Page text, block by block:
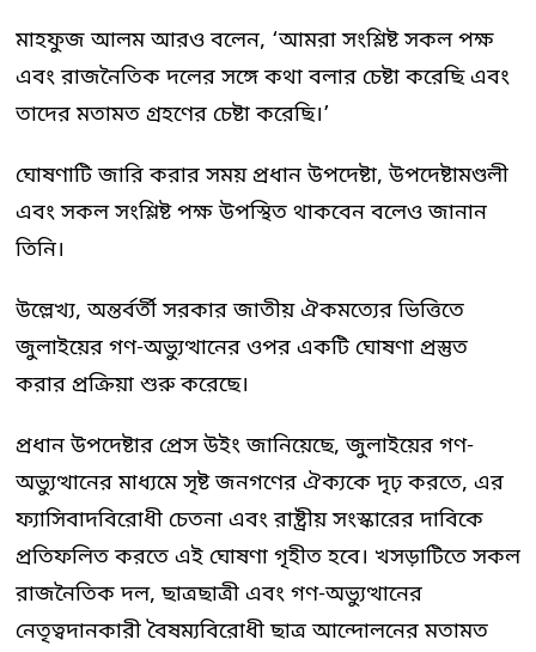
মাহফুজ আলম আরও বলেন, ‘আমরা সংশ্লিষ্ট সকল পক্ষ
এবং রাজনৈতিক দলের সঙ্গে কথা বলার চেষ্টা করেছি এবং
তাদের মতামত গ্রহণের চেষ্টা করেছি।’
ঘোষণাটি জারি করার সময় প্রধান উপদেষ্টা, উপদেষ্টামণ্ডলী
এবং সকল সংশ্লিষ্ট পক্ষ উপস্থিত থাকবেন বলেও জানান
তিনি।
উল্লেখ্য, অন্তর্বর্তী সরকার জাতীয় ঐকমত্যের ভিত্তিতে
জুলাইয়ের গণ-অভ্যুত্থানের ওপর একটি ঘোষণা প্রস্তুত
করার প্রক্রিয়া শুরু করেছে।
প্রধান উপদেষ্টার প্রেস উইং জানিয়েছে, জুলাইয়ের গণ-
অভ্যুত্থানের মাধ্যমে সৃষ্ট জনগণের ঐক্যকে দৃঢ় করতে, এর
ফ্যাসিবাদবিরোধী চেতনা এবং রাষ্ট্রীয় সংস্কারের দাবিকে
প্রতিফলিত করতে এই ঘোষণা গৃহীত হবে। খসড়াটিতে সকল
রাজনৈতিক দল, ছাত্রছাত্রী এবং গণ-অভ্যুত্থানের
নেতৃত্বদানকারী বৈষম্যবিরোধী ছাত্র আন্দোলনের মতামত